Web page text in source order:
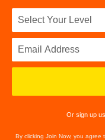
Or sign up
By clicking Join Now, you agree